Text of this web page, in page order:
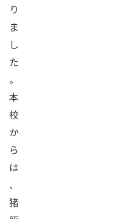
り
ま
し
た
。
本
校
か
ら
は
、
猪